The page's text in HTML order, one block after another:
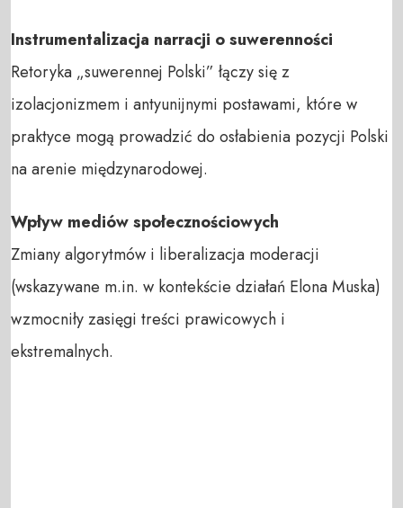
Instrumentalizacja narracji o suwerenności
Retoryka „suwerennej Polski” łączy się z
izolacjonizmem i antyunijnymi postawami, które w
praktyce mogą prowadzić do osłabienia pozycji Polski
na arenie międzynarodowej.
Wpływ mediów społecznościowych
Zmiany algorytmów i liberalizacja moderacji
(wskazywane m.in. w kontekście działań Elona Muska)
wzmocniły zasięgi treści prawicowych i
ekstremalnych.